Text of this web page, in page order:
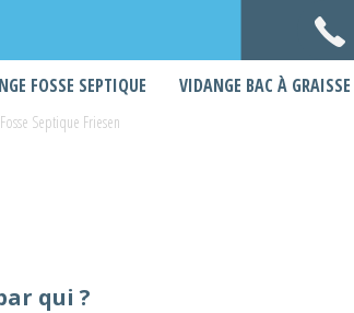
FOSSE SEPTIQUE VIDANGE BAC À GRAISSE
Septique Friesen
qui ?